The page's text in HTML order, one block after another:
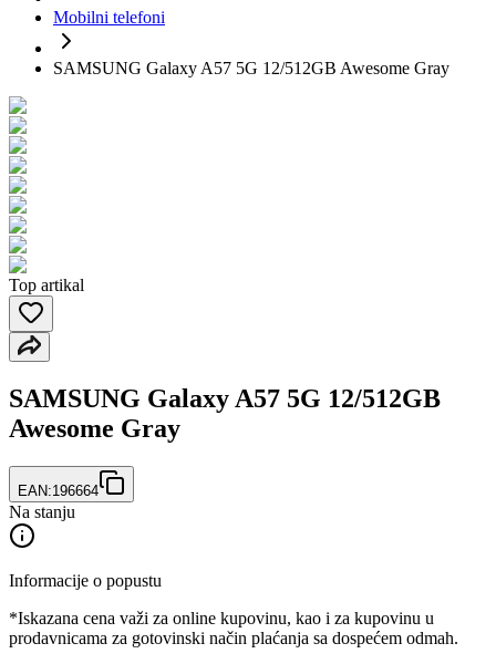
Mobilni telefoni
SAMSUNG Galaxy A57 5G 12/512GB Awesome Gray
Top artikal
SAMSUNG Galaxy A57 5G 12/512GB
Awesome Gray
EAN:196664
Na stanju
Informacije o popustu
*Iskazana cena važi za online kupovinu, kao i za kupovinu u
prodavnicama za gotovinski način plaćanja sa dospećem odmah.